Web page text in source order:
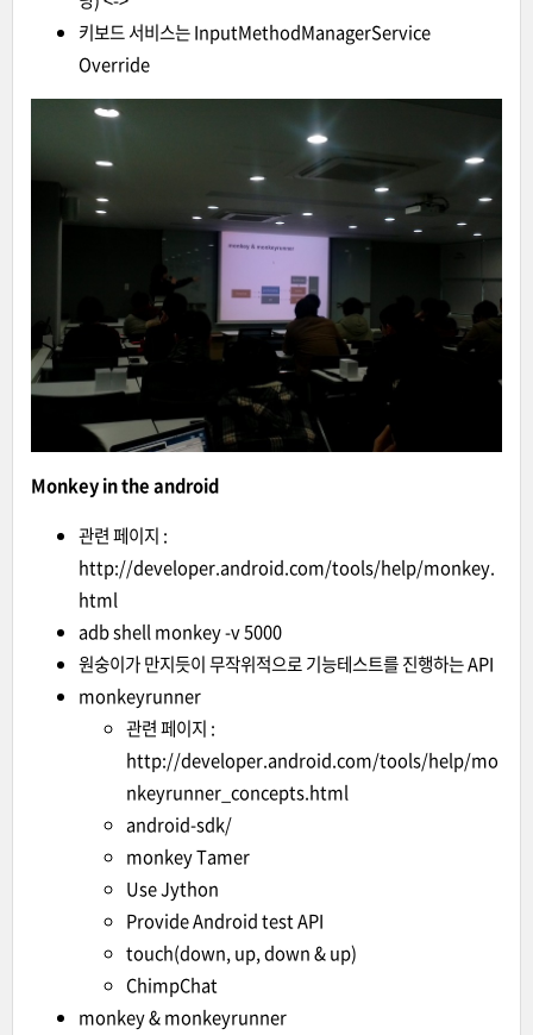
키보드 서비스는 InputMethodManagerService
Override
Monkey in the android
관련 페이지 :
http://developer.android.com/tools/help/monkey.
html
adb shell monkey -v 5000
원숭이가 만지듯이 무작위적으로 기능테스트를 진행하는 API
monkeyrunner
관련 페이지 :
http://developer.android.com/tools/help/mo
nkeyrunner_concepts.html
android-sdk/
monkey Tamer
Use Jython
Provide Android test API
touch(down, up, down & up)
ChimpChat
monkey & monkeyrunner